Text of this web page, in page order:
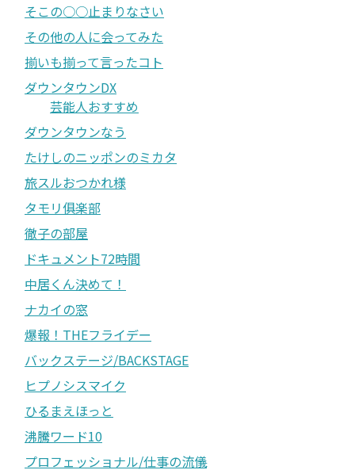
そこの○○止まりなさい
その他の人に会ってみた
揃いも揃って言ったコト
ダウンタウンDX
芸能人おすすめ
ダウンタウンなう
たけしのニッポンのミカタ
旅スルおつかれ様
タモリ俱楽部
徹子の部屋
ドキュメント72時間
中居くん決めて！
ナカイの窓
爆報！THEフライデー
バックステージ/BACKSTAGE
ヒプノシスマイク
ひるまえほっと
沸騰ワード10
プロフェッショナル/仕事の流儀